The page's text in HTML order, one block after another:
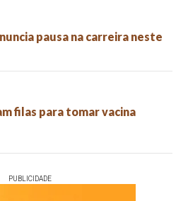
pausa na carreira neste
filas para tomar vacina
PUBLICIDADE